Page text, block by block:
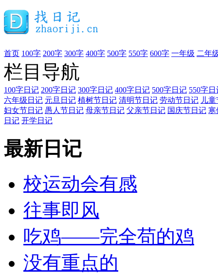
首页 100字 200字 300字 400字 500字 550字 600字 一年级 二年
栏目导航
100字日记 200字日记 300字日记 400字日记 500字日记 550字日
六年级日记 元旦日记 植树节日记 清明节日记 劳动节日记 儿
妇女节日记 愚人节日记 母亲节日记 父亲节日记 国庆节日记 寒
日记 开学日记
最新日记
校运动会有感
往事即风
吃鸡——完全苟的鸡
没有重点的